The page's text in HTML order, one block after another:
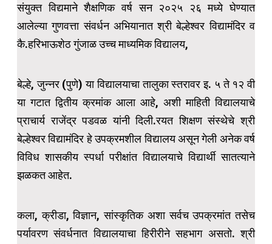
संयुक्त विद्यमाने शैक्षणिक वर्ष सन २०२५ २६ मध्ये घेण्यात
आलेल्या गुणवत्ता संवर्धन अभियानात श्री बेल्हेश्वर विद्यामंदिर व
कै.हरिभाऊशेठ गुंजाळ उच्च माध्यमिक विद्यालय,
बेल्हे, जुन्नर (पुणे) या विद्यालयाचा तालुका स्तरावर इ. ५ ते १२ वी
या गटात द्वितीय क्रमांक आला आहे, अशी माहिती विद्यालयाचे
प्राचार्य राजेंद्र पडवळ यांनी दिली.रयत शिक्षण संस्थेचे श्री
बेल्हेश्वर विद्यामंदिर हे उपक्रमशील विद्यालय असून गेली अनेक वर्ष
विविध शासकीय स्पर्धा परीक्षांत विद्यालयाचे विद्यार्थी सातत्याने
झळकत आहेत.
कला, क्रीडा, विज्ञान, सांस्कृतिक अशा सर्वच उपक्रमांत तसेच
पर्यावरण संवर्धनात विद्यालयाचा हिरीरीने सहभाग असतो. श्री